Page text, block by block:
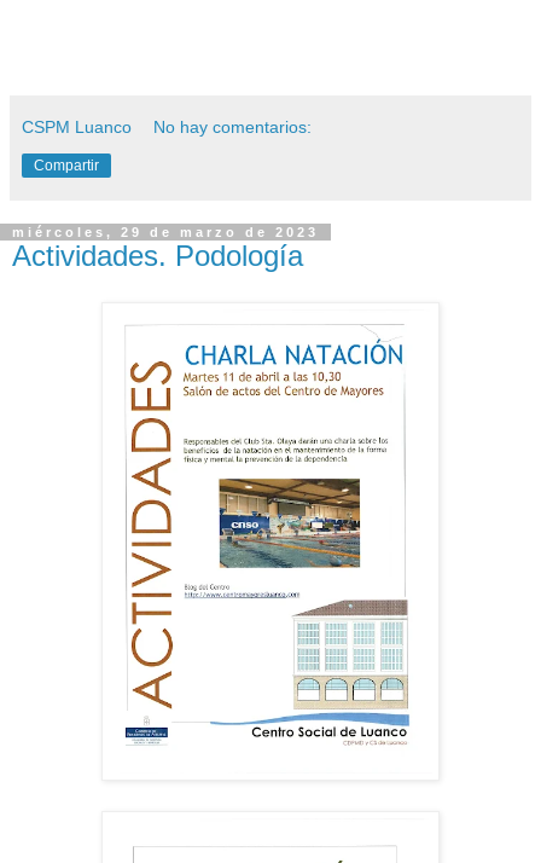
CSPM Luanco No hay comentarios:
Compartir
miércoles, 29 de marzo de 2023
Actividades. Podología